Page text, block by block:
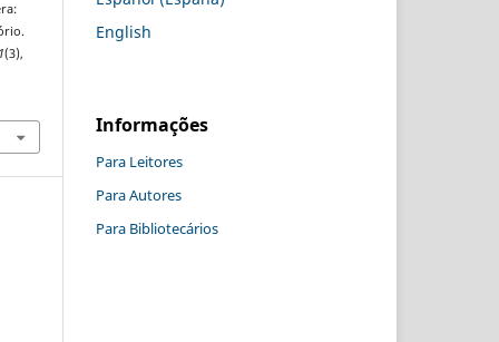
(3),
English
Informações
Para Leitores
Para Autores
Para Bibliotecários